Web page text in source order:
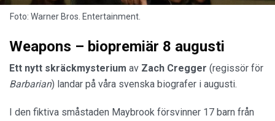
Foto: Warner Bros. Entertainment.
Weapons – biopremiär 8 augusti
Ett nytt skräckmysterium av Zach Cregger (regissör för
Barbarian) landar på våra svenska biografer i augusti.
I den fiktiva småstaden Maybrook försvinner 17 barn från